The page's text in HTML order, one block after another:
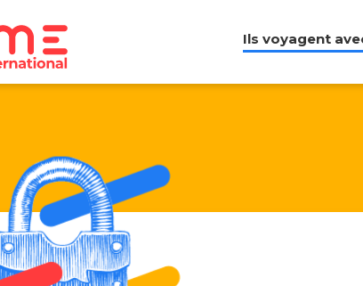
Ils voyagent